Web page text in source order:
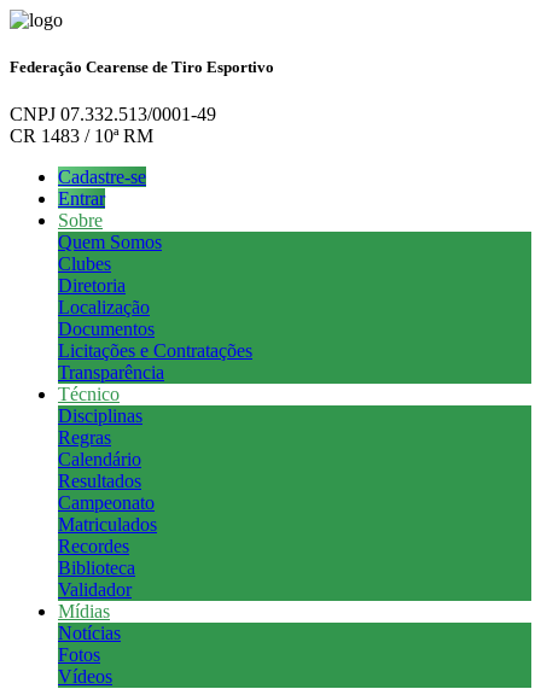
Federação Cearense de Tiro Esportivo
CNPJ 07.332.513/0001-49
CR 1483 / 10ª RM
Cadastre-se
Entrar
Sobre
Quem Somos
Clubes
Diretoria
Localização
Documentos
Licitações e Contratações
Transparência
Técnico
Disciplinas
Regras
Calendário
Resultados
Campeonato
Matriculados
Recordes
Biblioteca
Validador
Mídias
Notícias
Fotos
Vídeos